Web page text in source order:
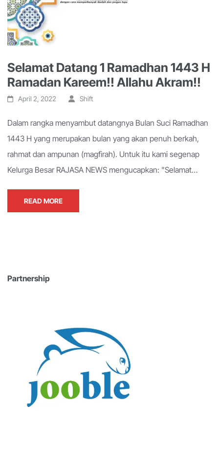
Selamat Datang 1 Ramadhan 1443 H
Ramadan Kareem!! Allahu Akram!!
April 2, 2022 Shift
Dalam rangka menyambut datangnya Bulan Suci Ramadhan
1443 H yang merupakan bulan yang akan penuh berkah,
rahmat dan ampunan (magfirah). Untuk itu kami segenap
Kelurga Besar RAJASA NEWS mengucapkan: "Selamat…
READ MORE
Partnership